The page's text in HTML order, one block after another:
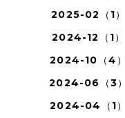
2025-02（1）
2024-12（1）
2024-10（4）
2024-06（3）
2024-04（1）